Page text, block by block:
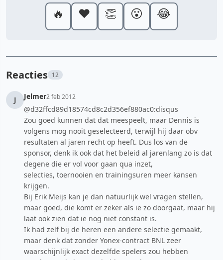
🔥 ❤️ 👏 😮 😂
Reacties 12
J Jelmer2 feb 2012
@d32ffcd89d18574cd8c2d356ef880ac0:disqus
Zou goed kunnen dat dat meespeelt, maar Dennis is
volgens mog nooit geselecteerd, terwijl hij daar obv
resultaten al jaren recht op heeft. Dus los van de
sponsor, denk ik ook dat het beleid al jarenlang zo is dat
degene die er vol voor gaan qua inzet,
selecties, toernooien en trainingsuren meer kansen
krijgen.
Bij Erik Meijs kan je dan natuurlijk wel vragen stellen,
maar goed, die komt er zeker als ie zo doorgaat, maar hij
laat ook zien dat ie nog niet constant is.
Ik had zelf bij de heren een andere selectie gemaakt,
maar denk dat zonder Yonex-contract BNL zeer
waarschijnlijk exact dezelfde spelers zou hebben